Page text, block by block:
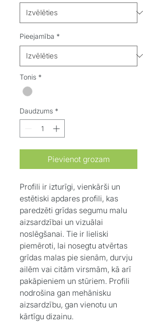
Pieejamība *
Tonis *
Daudzums *
Pievienot grozam
Profili ir izturīgi, vienkārši un
estētiski apdares profili, kas
paredzēti grīdas segumu malu
aizsardzībai un vizuālai
noslēgšanai. Tie ir lieliski
piemēroti, lai nosegtu atvērtas
grīdas malas pie sienām, durvju
ailēm vai citām virsmām, kā arī
pakāpieniem un stūriem. Profili
nodrošina gan mehānisku
aizsardzību, gan vienotu un
kārtīgu dizainu.